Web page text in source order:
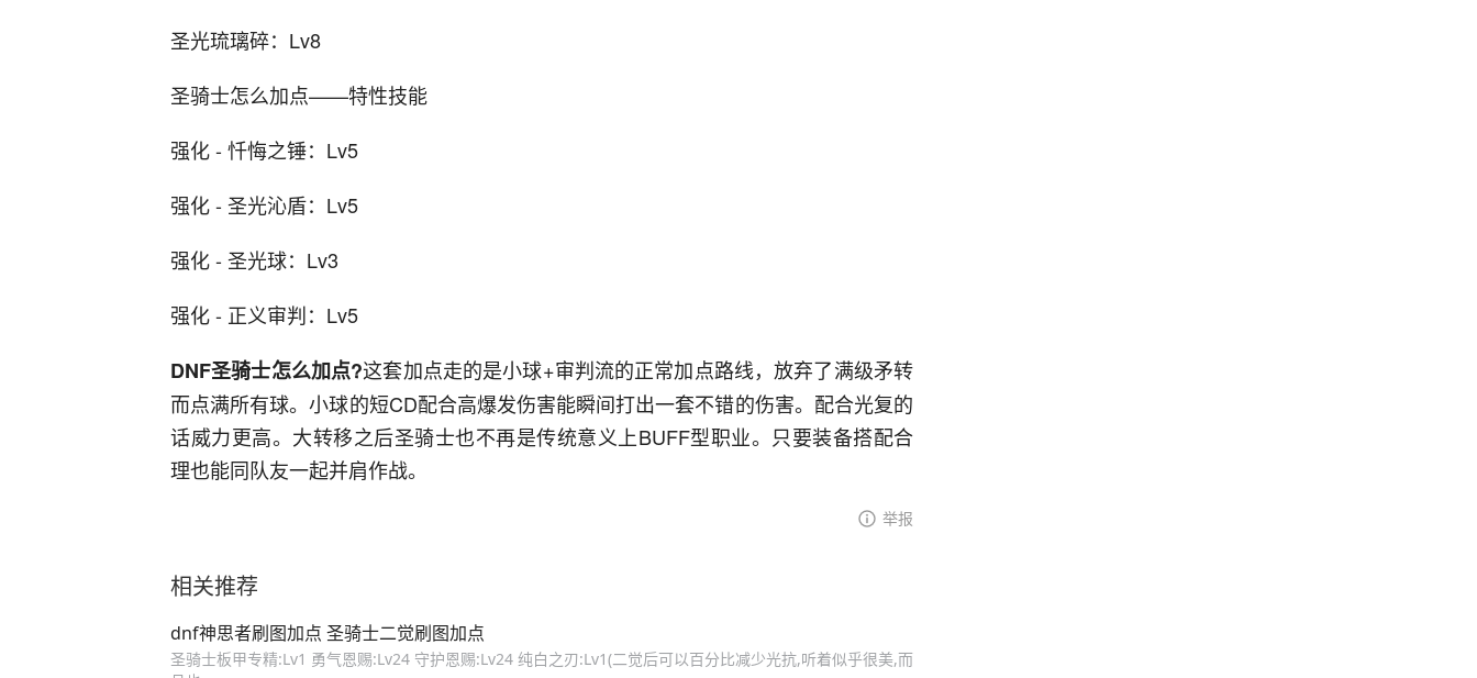
圣光琉璃碎：Lv8
圣骑士怎么加点——特性技能
强化 - 忏悔之锤：Lv5
强化 - 圣光沁盾：Lv5
强化 - 圣光球：Lv3
强化 - 正义审判：Lv5
DNF圣骑士怎么加点?这套加点走的是小球+审判流的正常加点路线，放弃了满级矛转
而点满所有球。小球的短CD配合高爆发伤害能瞬间打出一套不错的伤害。配合光复的
话威力更高。大转移之后圣骑士也不再是传统意义上BUFF型职业。只要装备搭配合
理也能同队友一起并肩作战。
举报
相关推荐
dnf神思者刷图加点 圣骑士二觉刷图加点
圣骑士板甲专精:Lv1 勇气恩赐:Lv24 守护恩赐:Lv24 纯白之刃:Lv1(二觉后可以百分比减少光抗,听着似乎很美,而